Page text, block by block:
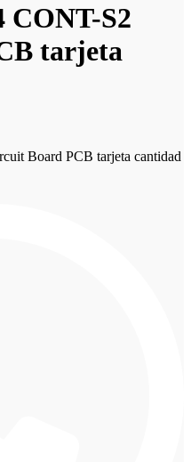
CONT-S2
tarjeta
Board PCB tarjeta cantidad